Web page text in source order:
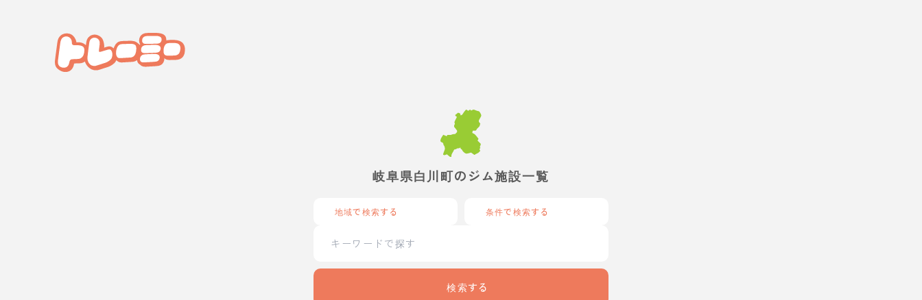
岐阜県白川町のジム施設一覧
地域で検索する 条件で検索する
検索する